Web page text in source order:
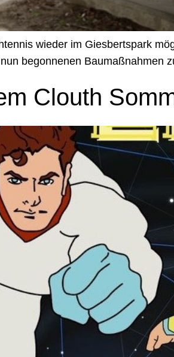
wieder im Giesbertspark
begonnenen Baumaßnahmen
Clouth